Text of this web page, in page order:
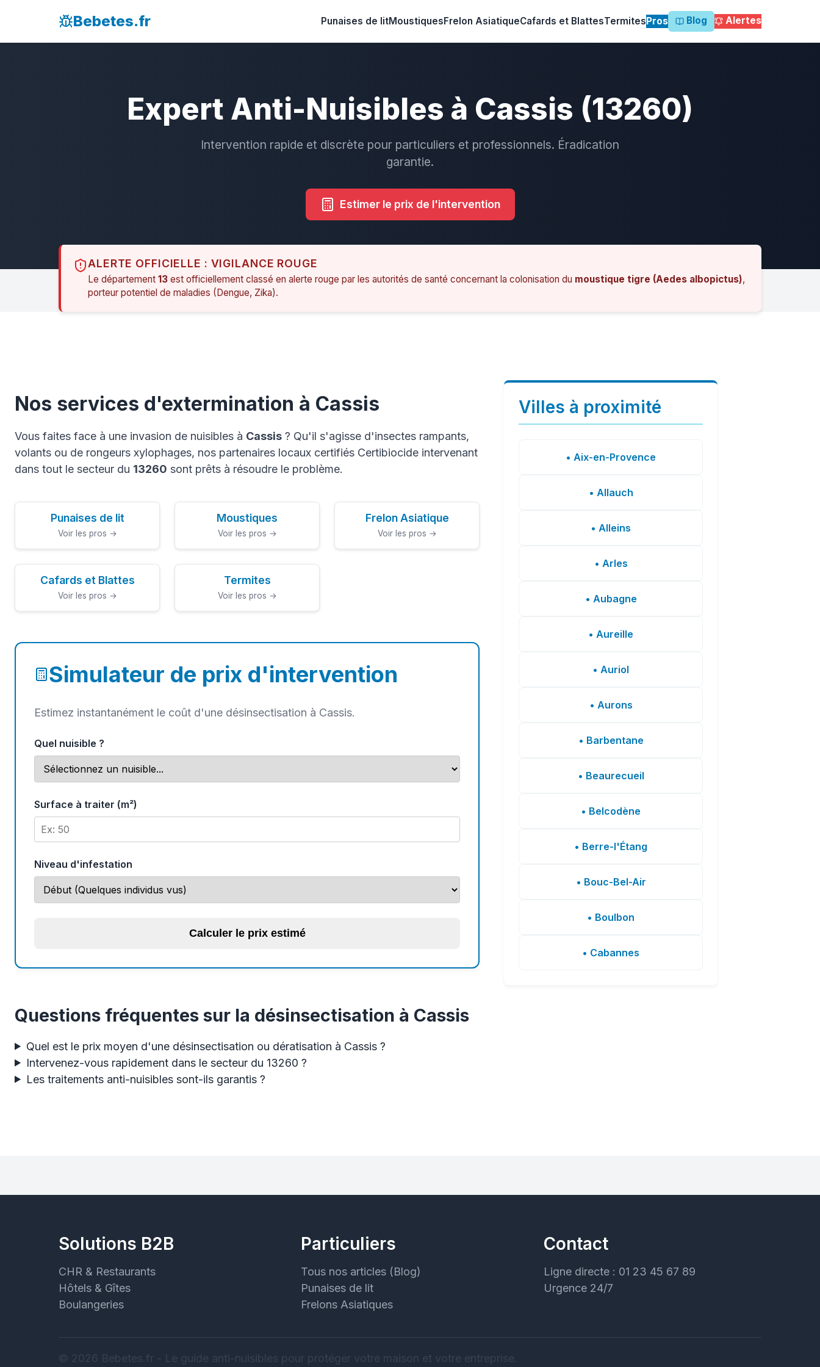
Bebetes.fr Punaises de litMoustiquesFrelon AsiatiqueCafards et BlattesTermitesPros Blog Alertes
Expert Anti-Nuisibles à Cassis (13260)
Intervention rapide et discrète pour particuliers et professionnels. Éradication
garantie.
Estimer le prix de l'intervention
ALERTE OFFICIELLE : VIGILANCE ROUGE
Le département 13 est officiellement classé en alerte rouge par les autorités de santé concernant la colonisation du moustique tigre (Aedes albopictus),
porteur potentiel de maladies (Dengue, Zika).
Nos services d'extermination à Cassis
Vous faites face à une invasion de nuisibles à Cassis ? Qu'il s'agisse d'insectes rampants,
volants ou de rongeurs xylophages, nos partenaires locaux certifiés Certibiocide intervenant
dans tout le secteur du 13260 sont prêts à résoudre le problème.
Punaises de lit
Voir les pros →
Moustiques
Voir les pros →
Frelon Asiatique
Voir les pros →
Cafards et Blattes
Voir les pros →
Termites
Voir les pros →
Simulateur de prix d'intervention
Estimez instantanément le coût d'une désinsectisation à Cassis.
Quel nuisible ?
Surface à traiter (m²)
Niveau d'infestation
Calculer le prix estimé
Questions fréquentes sur la désinsectisation à Cassis
Quel est le prix moyen d'une désinsectisation ou dératisation à Cassis ?
Intervenez-vous rapidement dans le secteur du 13260 ?
Les traitements anti-nuisibles sont-ils garantis ?
Villes à proximité
• Aix-en-Provence
• Allauch
• Alleins
• Arles
• Aubagne
• Aureille
• Auriol
• Aurons
• Barbentane
• Beaurecueil
• Belcodène
• Berre-l'Étang
• Bouc-Bel-Air
• Boulbon
• Cabannes
Solutions B2B
CHR & Restaurants
Hôtels & Gîtes
Boulangeries
Particuliers
Tous nos articles (Blog)
Punaises de lit
Frelons Asiatiques
Contact
Ligne directe : 01 23 45 67 89
Urgence 24/7
© 2026 Bebetes.fr - Le guide anti-nuisibles pour protéger votre maison et votre entreprise.